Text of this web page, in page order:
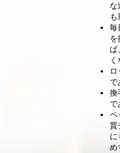
な
も
毎
を
ば
で
換
で
ペ
質
に
め